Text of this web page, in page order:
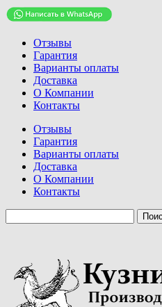
Отзывы
Гарантия
Варианты оплаты
Доставка
О Компании
Контакты
Отзывы
Гарантия
Варианты оплаты
Доставка
О Компании
Контакты